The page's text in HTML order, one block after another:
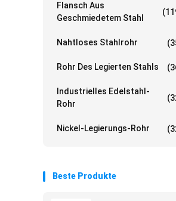
Flansch Aus
Geschmiedetem Stahl
Nahtloses Stahlrohr
Rohr Des Legierten Stahls
Industrielles Edelstahl-
Rohr
Nickel-Legierungs-Rohr
Beste Produkte